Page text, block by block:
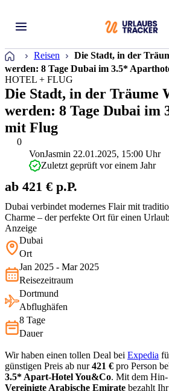
Startseite
Reisen
Die Stadt, in der
werden: 8 Tage Dubai im 3.5*
0
HOTEL + FLUG
Die Stadt, in der Träume
werden: 8 Tage Dubai im
mit Flug
Dubai verbindet modernes Flair mit
Charme – der perfekte Ort für einen
begeistert. Und das zu einem
VonJasmin 22.01.2025, 15:00 Uhr
Zuletzt geprüft vor einem Jahr
ab 421 € p.P.
Anzeige
Dubai
Ort
Jan 2025 - Mar 2025
Reisezeitraum
Dortmund
Abflughäfen
8 Tage
Dauer
Wir haben einen tollen Deal bei Expedia
günstigen Preis ab nur421 € pro Person
3.5* Apart-Hotel You&Co. Mit dem
Vereinigte Arabische Emirate bezahlt